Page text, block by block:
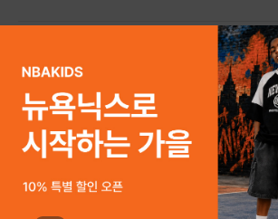
주소 : 서울시 강남구 논현로 633, 6층 (논현동, 한세엠케이빌딩)
사업자등록번호 : 116-81-32499
통신판매업신고번호 : 제 2024-서울강남-04239
호스팅 서비스 : 스타일이십사㈜
고객센터 1544-5336(평일 09:00~ 18:00 토/일/공휴일 휴무)
스타일24 고객센터 1544-5336
평일 09:00~ 18:00 (토/일/공휴일 휴무)
help Email : help@style24.com
COPYRIGHTⓒ2021 STYLE24 ALL RIGHTS RESERVED.